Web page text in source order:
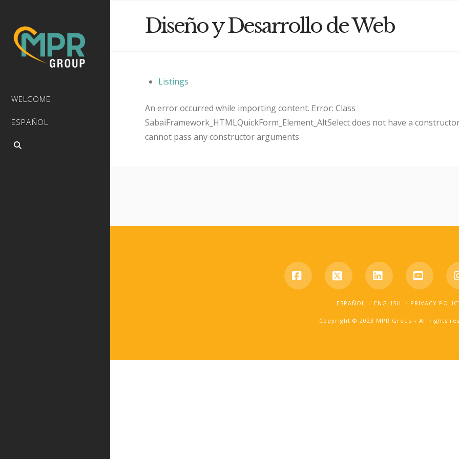
WELCOME
ESPAÑOL
Diseño y Desarrollo de Web
Listings
An error occurred while importing content. Error: Class
SabaiFramework_HTMLQuickForm_Element_AltSelect does not have a
cannot pass any constructor arguments
Facebook
X LinkedIn
ESPAÑOL ENGLISH PRIVACY
Copyright © 2023 MPR Group - All rights